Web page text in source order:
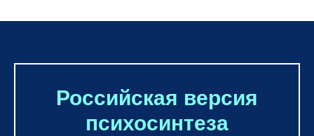
Российская версия
психосинтеза